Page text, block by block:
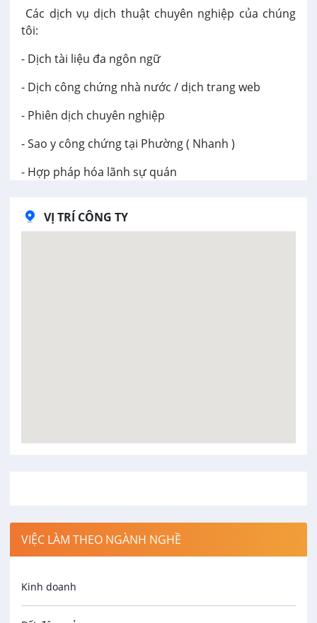
Các dịch vụ dịch thuật chuyên nghiệp của chúng
tôi:
- Dịch tài liệu đa ngôn ngữ
- Dịch công chứng nhà nước / dịch trang web
- Phiên dịch chuyên nghiệp
- Sao y công chứng tại Phường ( Nhanh )
- Hợp pháp hóa lãnh sự quán
VỊ TRÍ CÔNG TY
VIỆC LÀM THEO NGÀNH NGHỀ
Kinh doanh